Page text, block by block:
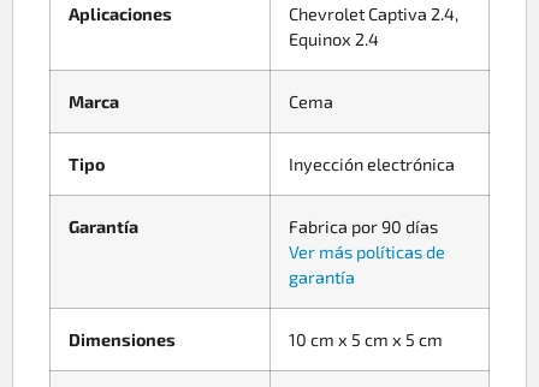
Aplicaciones
Chevrolet Captiva 2.4,
Equinox 2.4
Marca Cema
Tipo Inyección electrónica
Garantía
Fabrica por 90 días
Ver más políticas de
garantía
Dimensiones 10 cm x 5 cm x 5 cm